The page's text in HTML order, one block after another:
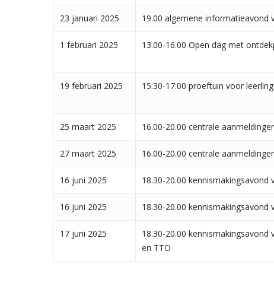
23 januari 2025 19.00 algemene informatieavond
1 februari 2025 13.00-16.00 Open dag met
19 februari 2025 15.30-17.00 proeftuin voor
25 maart 2025 16.00-20.00 centrale
27 maart 2025 16.00-20.00 centrale
16 juni 2025 18.30-20.00
16 juni 2025 18.30-20.00
17 juni 2025
18.30-20.00
en TTO